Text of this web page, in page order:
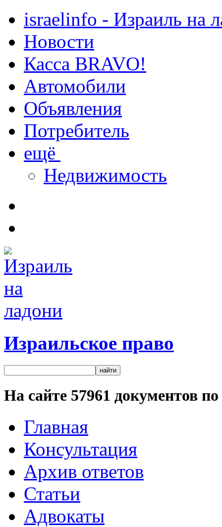
israelinfo - Израиль на
Новости
Касса BRAVO!
Автомобили
Объявления
Потребитель
ещё
Недвижимость
Израильское право
На сайте 57961 документов
Главная
Консультация
Архив ответов
Статьи
Адвокаты